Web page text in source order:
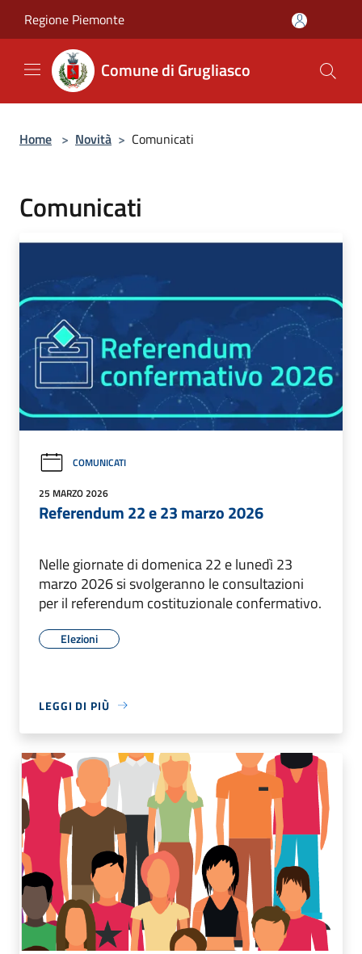
Regione Piemonte
Comune di Grugliasco
Home > Novità > Comunicati
Comunicati
COMUNICATI
25 MARZO 2026
Referendum 22 e 23 marzo 2026
Nelle giornate di domenica 22 e lunedì 23
marzo 2026 si svolgeranno le consultazioni
per il referendum costituzionale confermativo.
Elezioni
LEGGI DI PIÙ